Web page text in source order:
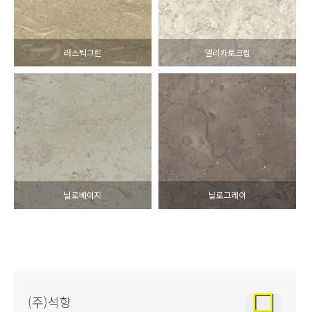
러스틱그린 델리카토크림
닐로베이지 닐로그레이
(주)석향